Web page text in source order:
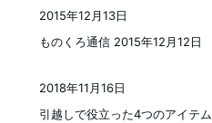
ものくろ通信 2015年12月12日
投稿日
2015年12月13日
引越しで役立った4つのアイテム
2018年11月16日